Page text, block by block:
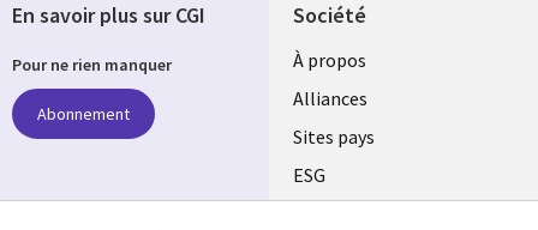
Société
À propos
Alliances
Sites pays
ESG
En savoir plus sur CGI
Pour ne rien manquer
Abonnement